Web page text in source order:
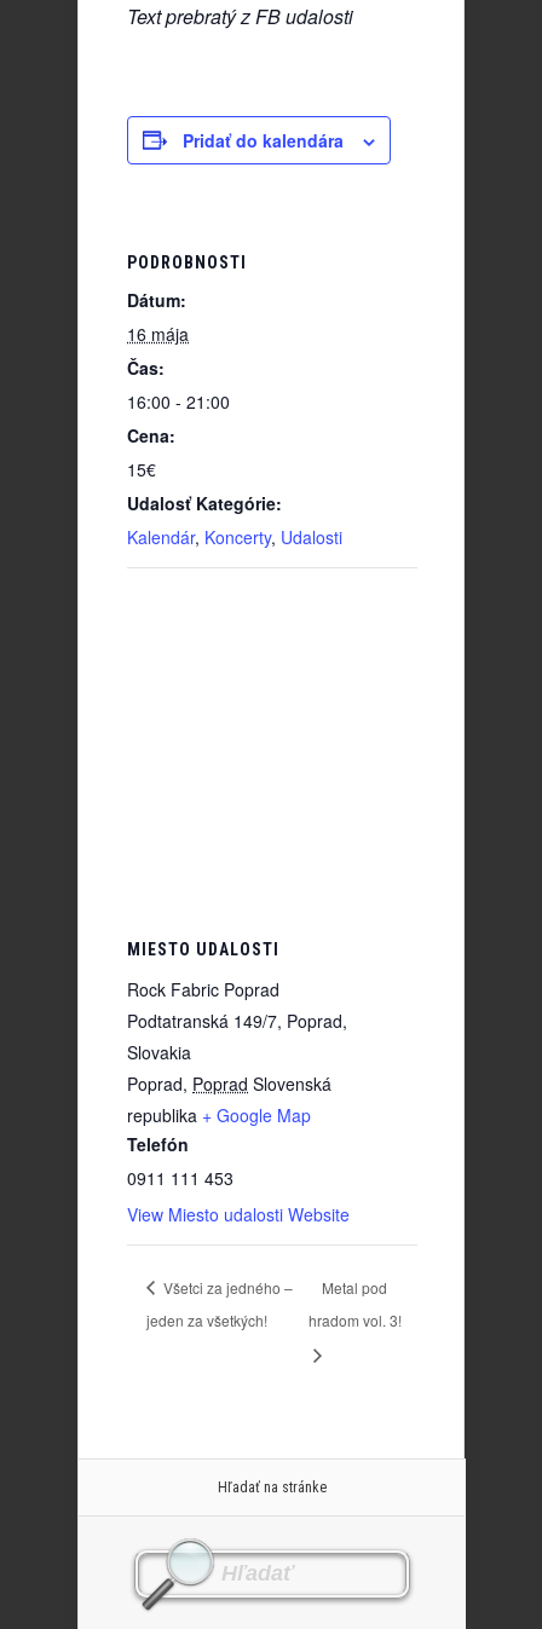
Text prebratý z FB udalosti
Pridať do kalendára
PODROBNOSTI
Dátum:
16 mája
Čas:
16:00 - 21:00
Cena:
15€
Udalosť Kategórie:
Kalendár, Koncerty, Udalosti
MIESTO UDALOSTI
Rock Fabric Poprad
Podtatranská 149/7, Poprad,
Slovakia
Poprad, Poprad Slovenská
republika + Google Map
Telefón
0911 111 453
View Miesto udalosti Website
Všetci za jedného –
jeden za všetkých!
Metal pod
hradom vol. 3!
Hľadať na stránke